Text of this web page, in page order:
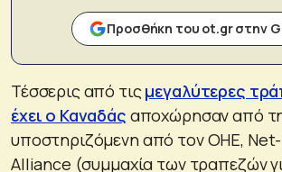
Προσθήκη του ot.gr στην
Τέσσερις από τιςμεγαλύτερες
έχει ο Καναδάς αποχώρησαν από
υποστηριζόμενη από τον ΟΗΕ,
Alliance (συμμαχία των τραπεζών